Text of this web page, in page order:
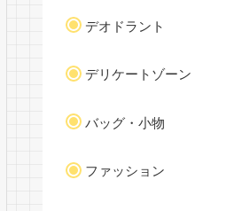
デオドラント
デリケートゾーン
バッグ・小物
ファッション